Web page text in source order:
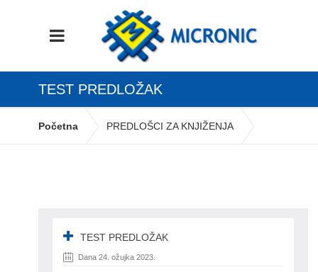
TEST PREDLOŽAK
Početna PREDLOŠCI ZA KNJIŽENJA
TEST PREDLOŽAK
Dana 24. ožujka 2023.